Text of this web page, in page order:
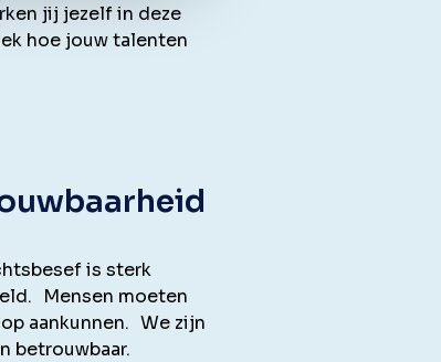
jij jezelf in deze
hoe jouw talenten
is sterk
Mensen moeten
aankunnen. We zijn
betrouwbaar.